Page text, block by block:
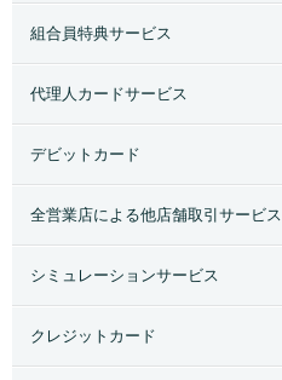
組合員特典サービス
代理人カードサービス
デビットカード
全営業店による他店舗取引サービス
シミュレーションサービス
クレジットカード